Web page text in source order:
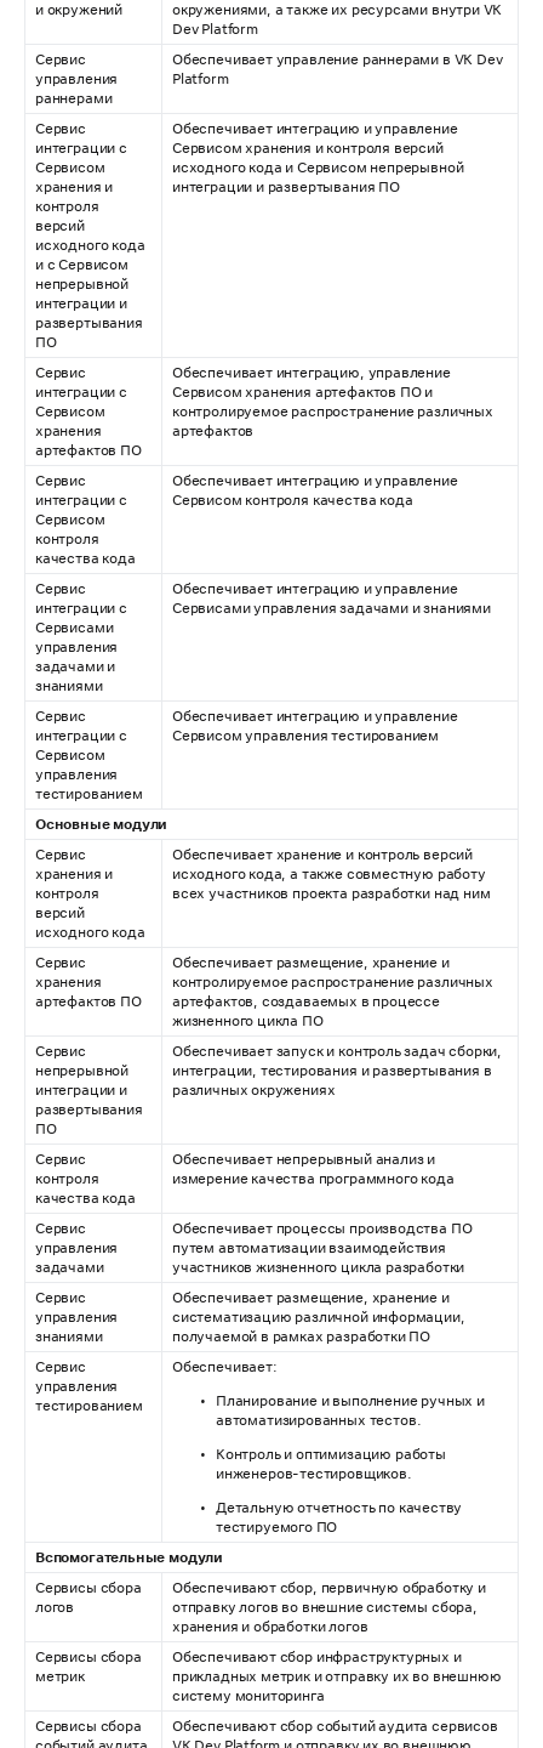
и окружений
окружениями, а также их ресурсами внутри VK
Dev Platform
Сервис
управления
раннерами
Обеспечивает управление раннерами в VK Dev
Platform
Сервис
интеграции с
Сервисом
хранения и
контроля
версий
исходного кода
и с Сервисом
непрерывной
интеграции и
развертывания
ПО
Обеспечивает интеграцию и управление
Сервисом хранения и контроля версий
исходного кода и Сервисом непрерывной
интеграции и развертывания ПО
Сервис
интеграции с
Сервисом
хранения
артефактов ПО
Обеспечивает интеграцию, управление
Сервисом хранения артефактов ПО и
контролируемое распространение различных
артефактов
Сервис
интеграции с
Сервисом
контроля
качества кода
Обеспечивает интеграцию и управление
Сервисом контроля качества кода
Сервис
интеграции с
Сервисами
управления
задачами и
знаниями
Обеспечивает интеграцию и управление
Сервисами управления задачами и знаниями
Сервис
интеграции с
Сервисом
управления
тестированием
Обеспечивает интеграцию и управление
Сервисом управления тестированием
Основные модули
Сервис
хранения и
контроля
версий
исходного кода
Обеспечивает хранение и контроль версий
исходного кода, а также совместную работу
всех участников проекта разработки над ним
Сервис
хранения
артефактов ПО
Обеспечивает размещение, хранение и
контролируемое распространение различных
артефактов, создаваемых в процессе
жизненного цикла ПО
Сервис
непрерывной
интеграции и
развертывания
ПО
Обеспечивает запуск и контроль задач сборки,
интеграции, тестирования и развертывания в
различных окружениях
Сервис
контроля
качества кода
Обеспечивает непрерывный анализ и
измерение качества программного кода
Сервис
управления
задачами
Обеспечивает процессы производства ПО
путем автоматизации взаимодействия
участников жизненного цикла разработки
Сервис
управления
знаниями
Обеспечивает размещение, хранение и
систематизацию различной информации,
получаемой в рамках разработки ПО
Сервис
управления
тестированием
Обеспечивает:
Планирование и выполнение ручных и
автоматизированных тестов.
Контроль и оптимизацию работы
инженеров-тестировщиков.
Детальную отчетность по качеству
тестируемого ПО
Вспомогательные модули
Сервисы сбора
логов
Обеспечивают сбор, первичную обработку и
отправку логов во внешние системы сбора,
хранения и обработки логов
Сервисы сбора
метрик
Обеспечивают сбор инфраструктурных и
прикладных метрик и отправку их во внешнюю
систему мониторинга
Сервисы сбора
Обеспечивают сбор событий аудита сервисов